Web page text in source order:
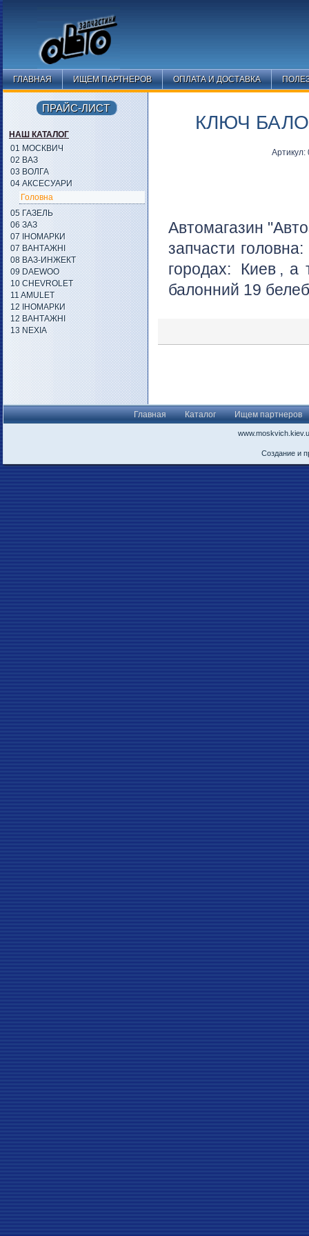
ГЛАВНАЯ ИЩЕМ ПАРТНЕРОВ ОПЛАТА И ДОСТАВКА
КЛЮЧ
Автомагазин
запчасти головна:
городах:
Киев , а
балонний 19
ПРАЙС-ЛИСТ
НАШ КАТАЛОГ
01 МОСКВИЧ
02 ВАЗ
03 ВОЛГА
04 АКСЕСУАРИ
Головна
05 ГАЗЕЛЬ
06 ЗАЗ
07 ІНОМАРКИ
07 ВАНТАЖНІ
08 ВАЗ-ИНЖЕКТ
09 DAEWOO
10 CHEVROLET
11 AMULET
12 ІНОМАРКИ
12 ВАНТАЖНІ
13 NEXIA
Главная Каталог Ищем партнеров
Создание и